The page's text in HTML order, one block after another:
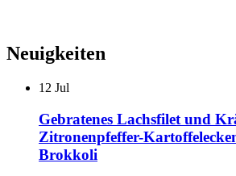
Neuigkeiten
12 Jul
Gebratenes Lachsfilet und
Zitronenpfeffer-
Brokkoli